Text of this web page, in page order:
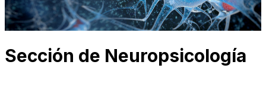
Sección de Neuropsicología